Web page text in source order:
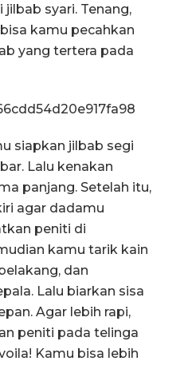
syari. Tenang,
kamu pecahkan
yang tertera pada
siapkan jilbab segi
Lalu kenakan
panjang. Setelah itu,
agar dadamu
peniti di
kamu tarik kain
dan
Lalu biarkan sisa
Agar lebih rapi,
peniti pada telinga
Kamu bisa lebih